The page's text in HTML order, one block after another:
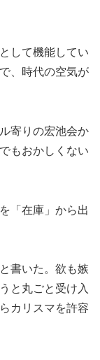
して機能してい
、時代の空気が
寄りの宏池会か
もおかしくない
「在庫」から出
書いた。欲も嫉
と丸ごと受け入
カリスマを許容